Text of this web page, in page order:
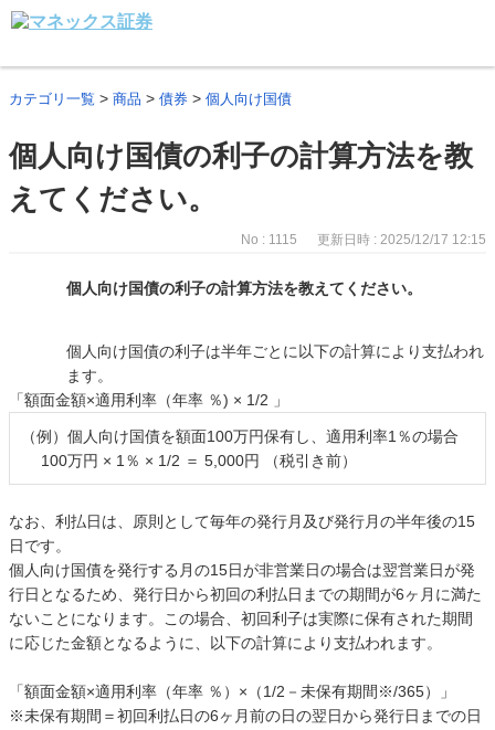
カテゴリ一覧 > 商品 > 債券 > 個人向け国債
個人向け国債の利子の計算方法を教
えてください。
No : 1115 更新日時 : 2025/12/17 12:15
個人向け国債の利子の計算方法を教えてください。
個人向け国債の利子は半年ごとに以下の計算により支払われ
ます。
「額面金額×適用利率（年率 ％) × 1/2 」
（例）個人向け国債を額面100万円保有し、適用利率1％の場合
100万円 × 1％ × 1/2 ＝ 5,000円 （税引き前）
なお、利払日は、原則として毎年の発行月及び発行月の半年後の15
日です。
個人向け国債を発行する月の15日が非営業日の場合は翌営業日が発
行日となるため、発行日から初回の利払日までの期間が6ヶ月に満た
ないことになります。この場合、初回利子は実際に保有された期間
に応じた金額となるように、以下の計算により支払われます。
「額面金額×適用利率（年率 ％）×（1/2－未保有期間※/365）」
※未保有期間＝初回利払日の6ヶ月前の日の翌日から発行日までの日